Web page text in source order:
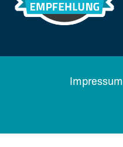
Impressum